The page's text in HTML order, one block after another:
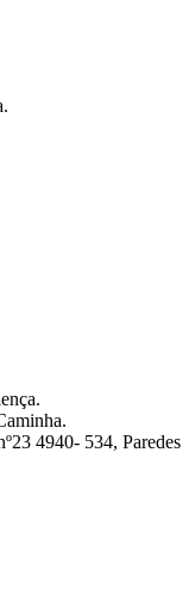
4940- 534, Paredes